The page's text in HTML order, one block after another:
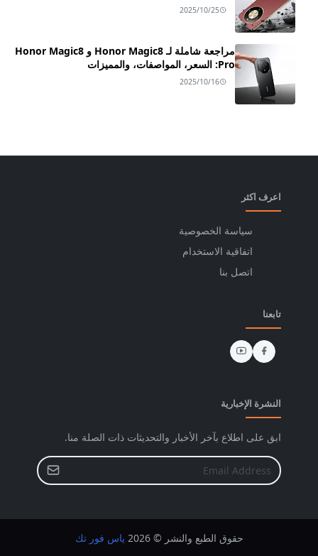
2025/10/25
مراجعة شاملة لـ Honor Magic8 و Honor Magic8
Pro: السعر، المواصفات، والمميزات
2025/10/16
اعرف اكثر
سياسة الخصوصية
اتفاقية الاستخدام
اتصل بنا
تابعنا
النشرة الإخبارية
ابق على اطلاع بآخر الأخبار والتحديثات ذات الصلة منا.
حقوق الطبع والنشر © 2026 ياس فور تك